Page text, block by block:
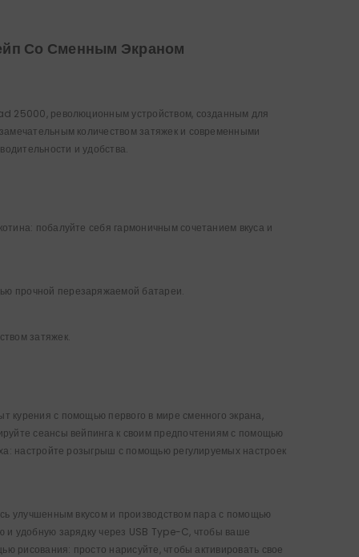
Со Сменным Экраном
25000, революционным устройством, созданным для
количеством затяжек и современными
и удобства.
побалуйте себя гармоничным сочетанием вкуса и
прочной перезаряжаемой батареи.
затяжек.
с помощью первого в мире сменного экрана,
сеансы вейпинга к своим предпочтениям с помощью
настройте розыгрыш с помощью регулируемых настроек
улучшенным вкусом и производством пара с помощью
и удобную зарядку через USB Type-C, чтобы ваше
рисования: просто нарисуйте, чтобы активировать свое